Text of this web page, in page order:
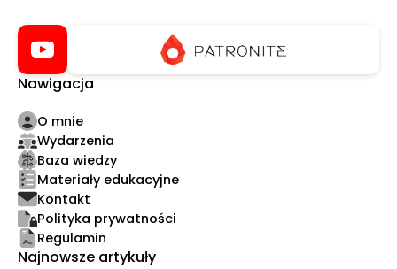
Nawigacja
O mnie
Wydarzenia
Baza wiedzy
Materiały edukacyjne
Kontakt
Polityka prywatności
Regulamin
Najnowsze artykuły